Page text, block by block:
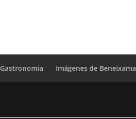
Gastronomía Imágenes de Beneixama